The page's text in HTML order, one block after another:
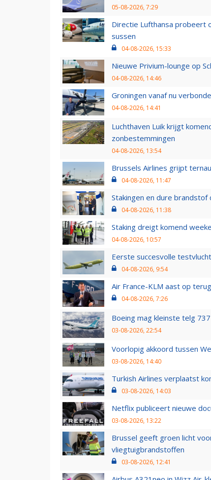
05-08-2026, 7:29
Directie Lufthansa probeert
sussen
04-08-2026, 15:33
Nieuwe Privium-lounge op
04-08-2026, 14:46
Groningen vanaf nu
04-08-2026, 14:41
Luchthaven Luik krijgt
zonbestemmingen
04-08-2026, 13:54
Brussels Airlines grijpt
04-08-2026, 11:47
Stakingen en dure brandstof
04-08-2026, 11:38
Staking dreigt komend
04-08-2026, 10:57
Eerste succesvolle
04-08-2026, 9:54
Air France-KLM aast op
04-08-2026, 7:26
Boeing mag kleinste telg
03-08-2026, 22:54
Voorlopig akkoord tussen
03-08-2026, 14:40
Turkish Airlines verplaatst
03-08-2026, 14:03
Netflix publiceert nieuwe
03-08-2026, 13:22
Brussel geeft groen licht
vliegtuigbrandstoffen
03-08-2026, 12:41